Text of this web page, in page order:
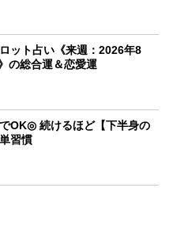
ット占い《来週：2026年8
の総合運＆恋愛運
OK◎ 続けるほど【下半身の
習慣